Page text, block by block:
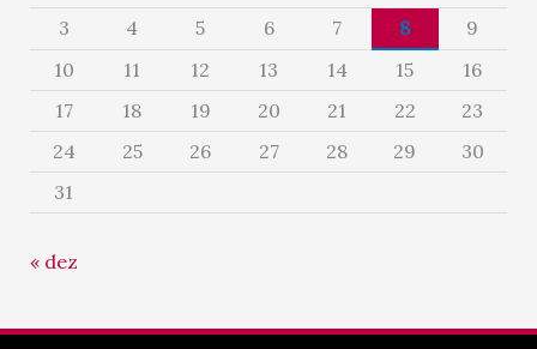
3
4 5 6 7 8
9
10
11 12 13 14 15
16
17
18 19 20 21 22
23
24
25 26 27 28 29
30
31
« dez